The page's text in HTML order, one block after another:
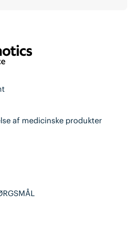
af medicinske produkter